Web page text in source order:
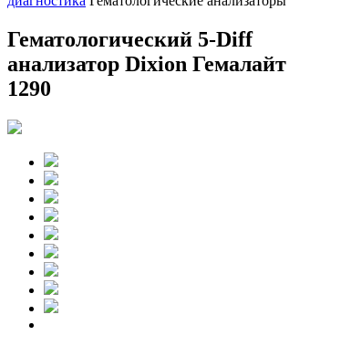
Гематологический 5-Diff
анализатор Dixion Гемалайт
1290